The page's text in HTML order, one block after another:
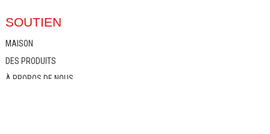
SOUTIEN
MAISON
DES PRODUITS
À PROPOS DE NOUS